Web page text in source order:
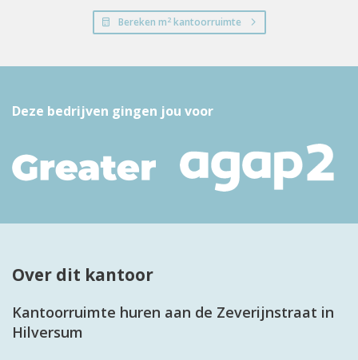
Bereken m2kantoorruimte
Deze bedrijven gingen jou voor
Over dit kantoor
Kantoorruimte huren aan de Zeverijnstraat in
Hilversum